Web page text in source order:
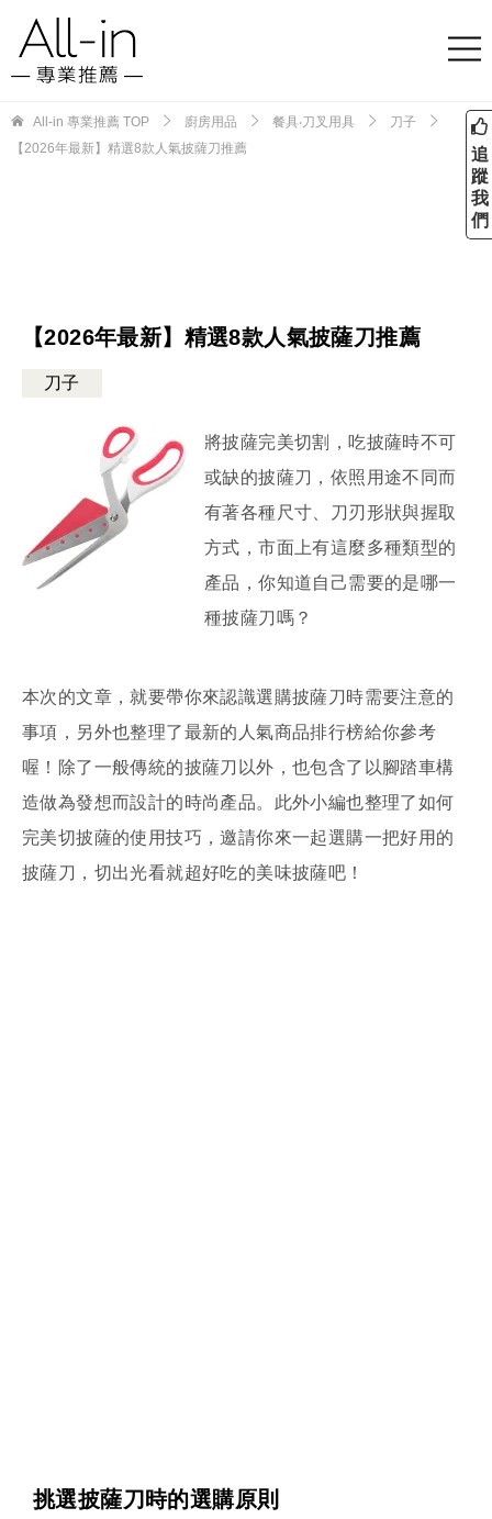
All-in 專業推薦 TOP 廚房用品 餐具‧刀叉用具
刀子
【2026年最新】精選8款人氣披薩刀推薦
【2026年最新】精選8款人氣披薩刀推薦
刀子
將披薩完美切割，吃披薩時不可
或缺的披薩刀，依照用途不同而
有著各種尺寸、刀刃形狀與握取
方式，市面上有這麼多種類型的
產品，你知道自己需要的是哪一
種披薩刀嗎？
本次的文章，就要帶你來認識選購披薩刀時需要注意的
事項，另外也整理了最新的人氣商品排行榜給你參考
喔！除了一般傳統的披薩刀以外，也包含了以腳踏車構
造做為發想而設計的時尚產品。此外小編也整理了如何
完美切披薩的使用技巧，邀請你來一起選購一把好用的
披薩刀，切出光看就超好吃的美味披薩吧！
挑選披薩刀時的選購原則
追
蹤
我
們